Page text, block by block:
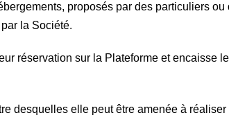
proposés par des particuliers
la Société.
réservation sur la Plateforme et encaisse
desquelles elle peut être amenée à